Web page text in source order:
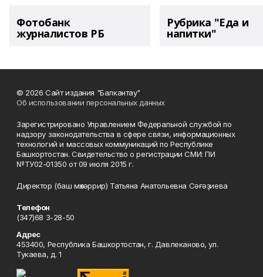
Фотобанк
журналистов РБ
Рубрика "Еда и
напитки"
© 2026 Сайт издания "Балкантау"
Об использовании персональных данных
Зарегистрировано Управлением Федеральной службой по
надзору законодательства в сфере связи, информационных
технологий и массовых коммуникаций по Республике
Башкортостан. Свидетельство о регистрации СМИ: ПИ
№ТУ02-01350 от 09 июля 2015 г.
Директор (баш мөхәррир) Татьяна Анатольевна Сәғәҙиева
Телефон
(347)68 3-28-50
Адрес
453400, Республика Башкортостан, г. Давлеканово, ул.
Тукаева, д. 1